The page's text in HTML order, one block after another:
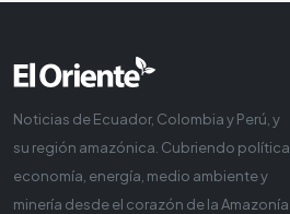
Noticias de Ecuador, Colombia y Perú, y
su región amazónica. Cubriendo política,
economía, energía, medio ambiente y
minería desde el corazón de la Amazonía